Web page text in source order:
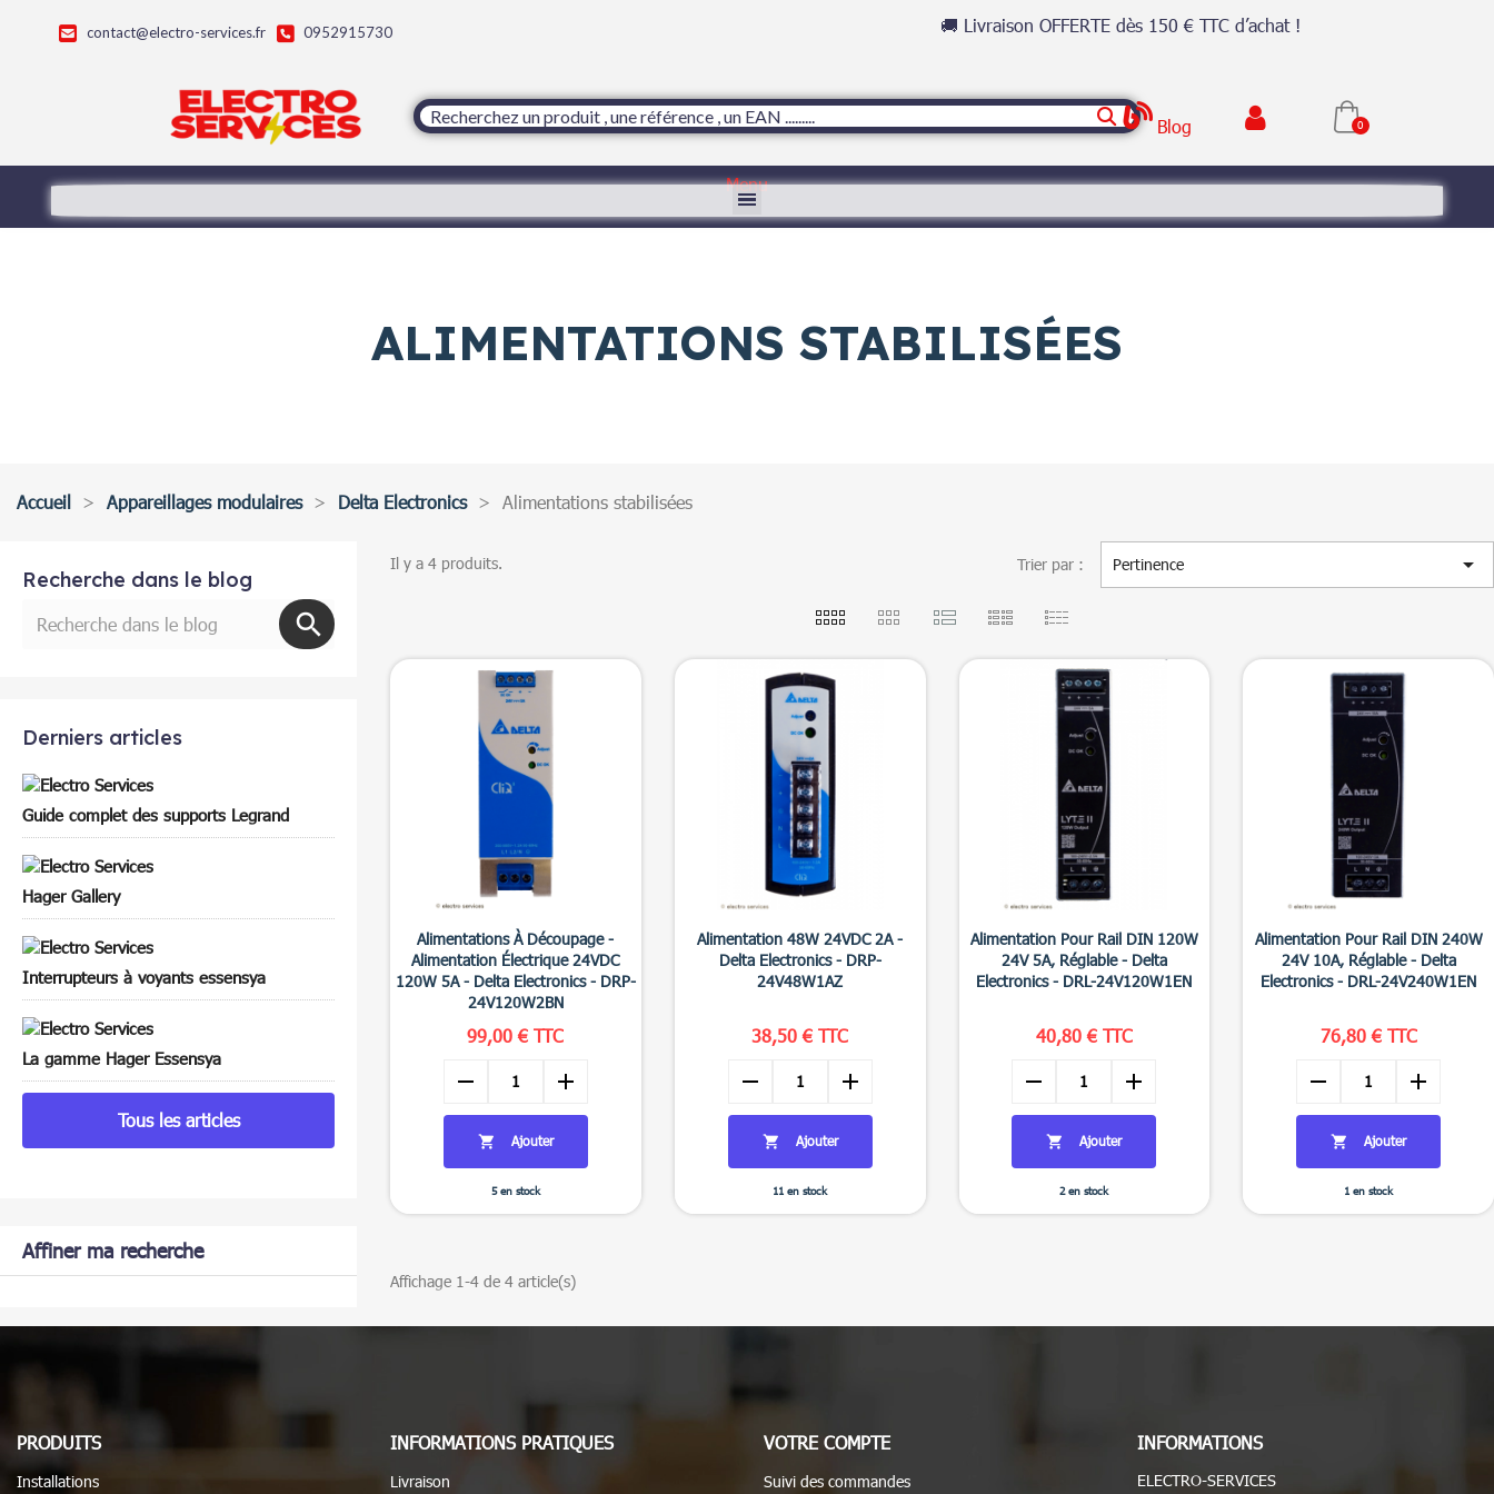
contact@electro-services.fr 0952915730 🚚 Livraison OFFERTE dès 150 € TTC d’achat !
Blog
Menu
ALIMENTATIONS STABILISÉES
Accueil Appareillages modulaires Delta Electronics Alimentations stabilisées
Recherche dans le blog
Derniers articles
Guide complet des supports Legrand
Hager Gallery
Interrupteurs à voyants essensya
La gamme Hager Essensya
Tous les articles
Affiner ma recherche
Il y a 4 produits. Trier par : Pertinence 
Aperçu rapide
Alimentations À Découpage -
Alimentation Électrique 24VDC
120W 5A - Delta Electronics - DRP-
24V120W2BN
99,00 € TTC
remove add
 Ajouter
5 en stock
Aperçu rapide
Alimentation 48W 24VDC 2A -
Delta Electronics - DRP-
24V48W1AZ
38,50 € TTC
remove add
 Ajouter
11 en stock
Aperçu rapide
Alimentation Pour Rail DIN 120W
24V 5A, Réglable - Delta
Electronics - DRL-24V120W1EN
40,80 € TTC
remove add
 Ajouter
2 en stock
Aperçu rapide
Alimentation Pour Rail DIN 240W
24V 10A, Réglable - Delta
Electronics - DRL-24V240W1EN
76,80 € TTC
remove add
 Ajouter
1 en stock
Affichage 1-4 de 4 article(s)
PRODUITS
Installations
INFORMATIONS PRATIQUES
Livraison
VOTRE COMPTE
Suivi des commandes
INFORMATIONS
ELECTRO-SERVICES